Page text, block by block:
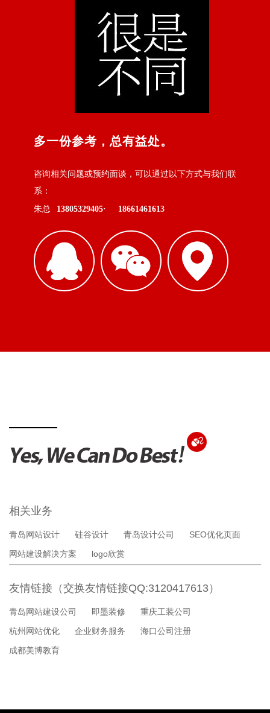
多一份参考，总有益处。
咨询相关问题或预约面谈，可以通过以下方式与我们联
系：
朱总
13805329405· 18661461613
相关业务
青岛网站设计 硅谷设计 青岛设计公司
SEO优化页面
网站建设解决方案
logo欣赏
友情链接（交换友情链接QQ:3120417613）
青岛网站建设公司 即墨装修
重庆工装公司
杭州网站优化
企业财务服务
海口公司注册
成都美博教育